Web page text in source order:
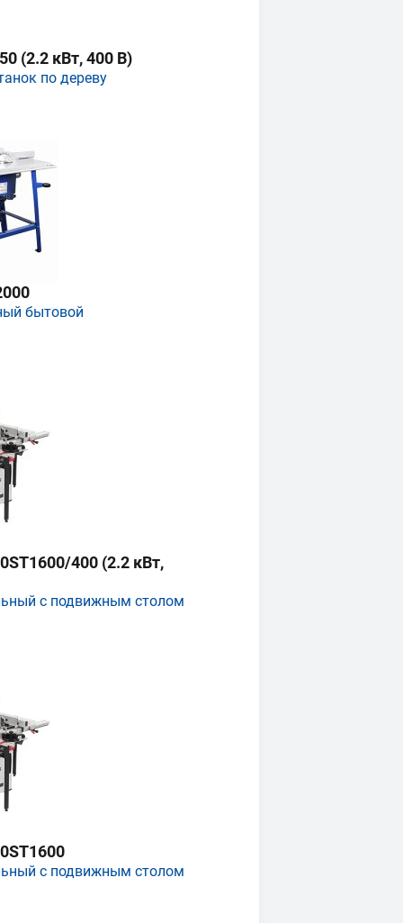
(2.2 кВт, 400 В)
по дереву
бытовой
400 (2.2 кВт,
с подвижным столом
с подвижным столом